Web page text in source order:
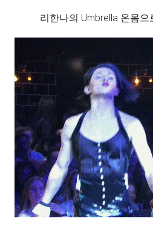
리한나의 Umbrella 온몸